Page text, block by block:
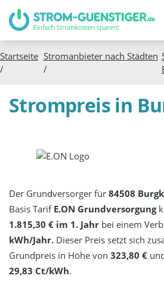
Startseite
/
Stromanbieter nach Städten
/
Strompreis in
Der Grundversorger für84508
Basis Tarif E.ON Grundversorgung
1.815,30 € im 1. Jahr bei einem
kWh/Jahr. Dieser Preis setzt sich
Grundpreis in Höhe von323,80 €
29,83 Ct/kWh.